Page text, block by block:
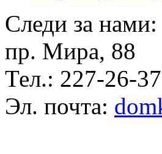
Следи за нами:
пр. Мира, 88
Тел.: 227-26-37
Эл. почта: